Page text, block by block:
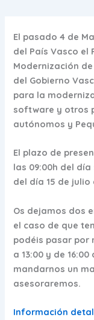
El pasado 4 de
del País Vasco el
Modernización
del Gobierno
para la
software y otros
autónomos y
El plazo de
las 09:00h del
del día 15 de julio
Os dejamos dos
el caso de que
podéis pasar por
a 13:00 y de
mandarnos un
asesoraremos.
Información